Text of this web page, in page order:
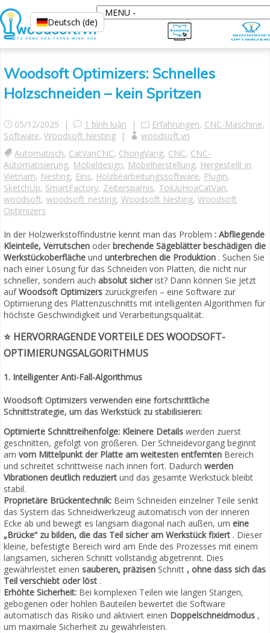
Woodsoft Optimizers: Schnelles
Holzschneiden – kein Spritzen
05/12/2025 | 1 bình luận | Erfahrungen, CNC-Maschine,
Software, Woodsoft Nesting |
woodsoft.vn
Automatisch, CatVanCNC, ChongVang, CNC, CNC-
Automatisierung, Möbeldesign, Möbelherstellung, Hergestellt in
Vietnam, Nesting, Eins, Holzbearbeitungssoftware, Plugin,
SketchUp, SmartFactory, Zeitersparnis, ToiUuHoaCatVan,
woodsoft, woodsoft_nesting, Woodsoft Nesting, Woodsoft
Optimizers
In der Holzwerkstoffindustrie kennt man das Problem : Abfliegende
Kleinteile, Verrutschen oder brechende Sägeblätter beschädigen die
Werkstückoberfläche und unterbrechen die Produktion . Suchen Sie
nach einer Lösung für das Schneiden von Platten, die nicht nur
schneller, sondern auch absolut sicherist? Dann können Sie jetzt
aufWoodsoft Optimizers zurückgreifen – eine Software zur
Optimierung des Plattenzuschnitts mit intelligenten Algorithmen für
höchste Geschwindigkeit und Verarbeitungsqualität.
⭐ HERVORRAGENDE VORTEILE DES WOODSOFT-
OPTIMIERUNGSALGORITHMUS
1. Intelligenter Anti-Fall-Algorithmus
Woodsoft Optimizers verwenden eine fortschrittliche
Schnittstrategie, um das Werkstück zu stabilisieren:
Optimierte Schnittreihenfolge: Kleinere Details werden zuerst
geschnitten, gefolgt von größeren. Der Schneidevorgang beginnt
am vom Mittelpunkt der Platte am weitesten entfernten Bereich
und schreitet schrittweise nach innen fort. Dadurch werden
Vibrationen deutlich reduziert und das gesamte Werkstück bleibt
stabil.
Proprietäre Brückentechnik: Beim Schneiden einzelner Teile senkt
das System das Schneidwerkzeug automatisch von der inneren
Ecke ab und bewegt es langsam diagonal nach außen, um eine
„Brücke“ zu bilden, die das Teil sicher am Werkstück fixiert . Dieser
kleine, befestigte Bereich wird am Ende des Prozesses mit einem
langsamen, sicheren Schnitt vollständig abgetrennt. Dies
gewährleistet einen sauberen, präzisen Schnitt , ohne dass sich das
Teil verschiebt oder löst .
Erhöhte Sicherheit: Bei komplexen Teilen wie langen Stangen,
gebogenen oder hohlen Bauteilen bewertet die Software
automatisch das Risiko und aktiviert einen Doppelschneidmodus ,
um maximale Sicherheit zu gewährleisten.
Deutsch (de)